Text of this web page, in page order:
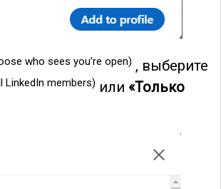
who sees you’re open) , выберите
LinkedIn members) или «Только